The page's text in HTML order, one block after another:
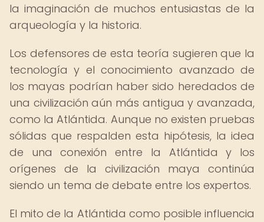
la imaginación de muchos entusiastas de la
arqueología y la historia.
Los defensores de esta teoría sugieren que la
tecnología y el conocimiento avanzado de
los mayas podrían haber sido heredados de
una civilización aún más antigua y avanzada,
como la Atlántida. Aunque no existen pruebas
sólidas que respalden esta hipótesis, la idea
de una conexión entre la Atlántida y los
orígenes de la civilización maya continúa
siendo un tema de debate entre los expertos.
El mito de la Atlántida como posible influencia